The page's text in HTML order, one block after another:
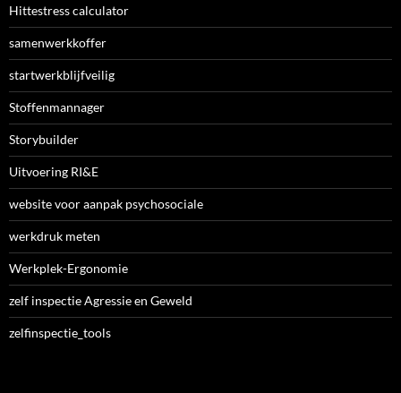
Hittestress calculator
samenwerkkoffer
startwerkblijfveilig
Stoffenmannager
Storybuilder
Uitvoering RI&E
website voor aanpak psychosociale
werkdruk meten
Werkplek-Ergonomie
zelf inspectie Agressie en Geweld
zelfinspectie_tools